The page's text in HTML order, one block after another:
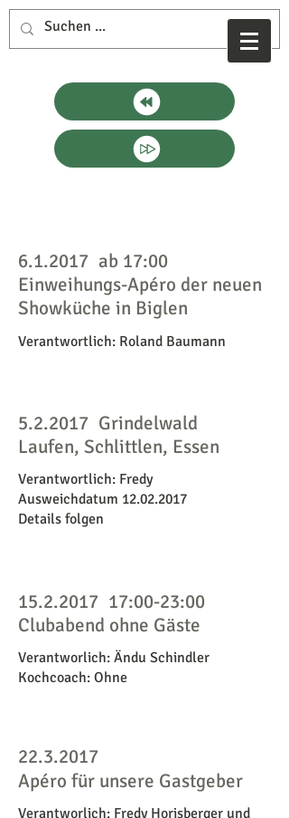
6.1.2017 ab 17:00
Einweihungs-Apéro der neuen
Showküche in Biglen
Verantwortlich: Roland Baumann
5.2.2017 Grindelwald
Laufen, Schlittlen, Essen
Verantwortlich: Fredy
Ausweichdatum 12.02.2017
Details folgen
15.2.2017 17:00-23:00
Clubabend ohne Gäste
Verantworlich: Ändu Schindler
Kochcoach: Ohne
22.3.2017
Apéro für unsere Gastgeber
Verantworlich: Fredy Horisberger und